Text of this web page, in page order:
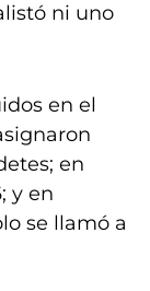
ni uno
en el
en
y en
se llamó a